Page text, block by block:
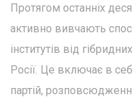
Протягом останніх
активно вивчають
інститутів від
Росії. Це включає в
партій,